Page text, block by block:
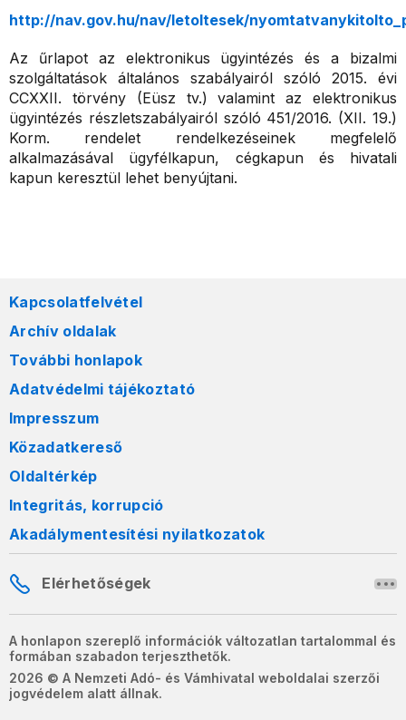
http://nav.gov.hu/nav/letoltesek/
Az űrlapot az elektronikus ügyintézés és a bizalmi
szolgáltatások általános szabályairól szóló 2015. évi
CCXXII. törvény (Eüsz tv.) valamint az elektronikus
ügyintézés részletszabályairól szóló 451/2016. (XII. 19.)
Korm. rendelet rendelkezéseinek megfelelő
alkalmazásával ügyfélkapun, cégkapun és hivatali
kapun keresztül lehet benyújtani.
Kapcsolatfelvétel
Archív oldalak
További honlapok
Adatvédelmi tájékoztató
Impresszum
Közadatkereső
Oldaltérkép
Integritás, korrupció
Akadálymentesítési nyilatkozatok
Elérhetőségek
A honlapon szereplő információk változatlan tartalommal és
formában szabadon terjeszthetők.
2026 © A Nemzeti Adó- és Vámhivatal weboldalai szerzői
jogvédelem alatt állnak.